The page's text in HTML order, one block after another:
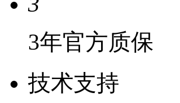
3年官方质保
技术支持